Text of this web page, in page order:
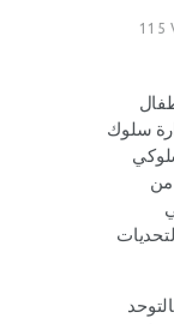
115
سلوك
من